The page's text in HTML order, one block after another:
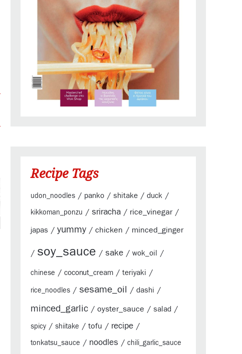
Recipe Tags
udon_noodles / panko / shitake / duck /
kikkoman_ponzu / sriracha / rice_vinegar/
japas / yummy / chicken / minced_ginger
/ soy_sauce / sake / wok_oil /
chinese / coconut_cream / teriyaki /
rice_noodles / sesame_oil / dashi /
minced_garlic / oyster_sauce / salad /
spicy / shiitake / tofu / recipe /
tonkatsu_sauce / noodles / chili_garlic_sauce